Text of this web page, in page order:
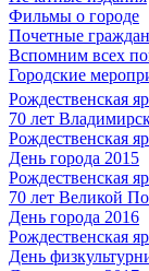
Фильмы о городе
Почетные
Вспомним всех
Городские
Рождественская
70 лет
Рождественская
День города 2015
Рождественская
70 лет Великой
День города 2016
Рождественская
День